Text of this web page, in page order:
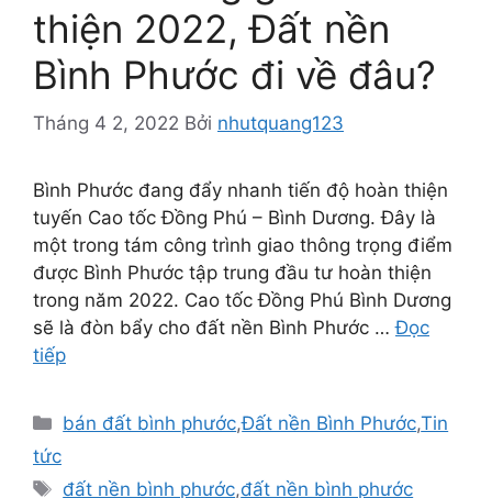
thiện 2022, Đất nền
Bình Phước đi về đâu?
Tháng 4 2, 2022 Bởi nhutquang123
Bình Phước đang đẩy nhanh tiến độ hoàn thiện
tuyến Cao tốc Đồng Phú – Bình Dương. Đây là
một trong tám công trình giao thông trọng điểm
được Bình Phước tập trung đầu tư hoàn thiện
trong năm 2022. Cao tốc Đồng Phú Bình Dương
sẽ là đòn bẩy cho đất nền Bình Phước …Đọc
tiếp
Danh
bán đất bình phước,Đất nền Bình Phước,Tin
tức
Thẻ
đất nền bình phước,đất nền bình phước